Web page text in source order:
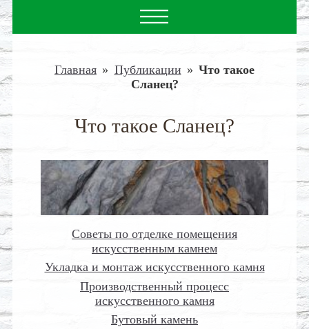
Главная » Публикации » Что такое
Сланец?
Что такое Сланец?
Советы по отделке помещения
искусственным камнем
Укладка и монтаж искусственного камня
Производственный процесс
искусственного камня
Бутовый камень